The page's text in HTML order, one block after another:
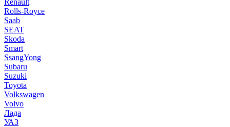
Renault
Rolls-Royce
Saab
SEAT
Skoda
Smart
SsangYong
Subaru
Suzuki
Toyota
Volkswagen
Volvo
Лада
УАЗ